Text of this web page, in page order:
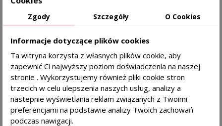
KAŻDY RODZAJ SKÓRY
JOANNA
19,62 zł
DODAJ DO KOSZYKA
Zgody Szczegóły O Cookies
Informacje dotyczące plików cookies
Ta witryna korzysta z własnych plików cookie, aby
zapewnić Ci najwyższy poziom doświadczenia na naszej
stronie . Wykorzystujemy również pliki cookie stron
trzecich w celu ulepszenia naszych usług, analizy a
nastepnie wyświetlania reklam związanych z Twoimi
preferencjami na podstawie analizy Twoich zachowań
podczas nawigacji.